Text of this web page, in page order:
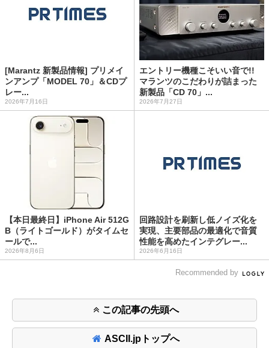
[Marantz 新製品情報] プリメイ
ンアンプ「MODEL 70」＆CDプ
レー...
2026年7月16日
エントリー機種こそいい音で!!
マランツのこだわりが詰まった
新製品「CD 70」...
2026年7月27日
【本日最終日】iPhone Air 512G
B（ライトゴールド）がタイムセ
ールで...
2026年8月6日
回路設計を刷新し低ノイズ化を
実現、主要部品の最適化で音質
性能を高めたインテグレー...
2026年6月16日
Recommended by
この記事の先頭へ
ASCII.jpトップへ